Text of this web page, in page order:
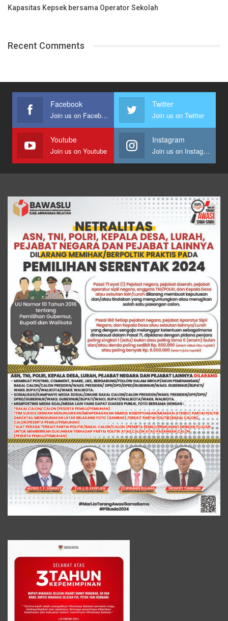
Kapasitas Kepsek bersama Operator Sekolah
Recent Comments
Facebook
Join us on Facebook
Twitter
Join us on Twitter
Youtube
Join us on Youtube
Instagram
Join us on Instagram